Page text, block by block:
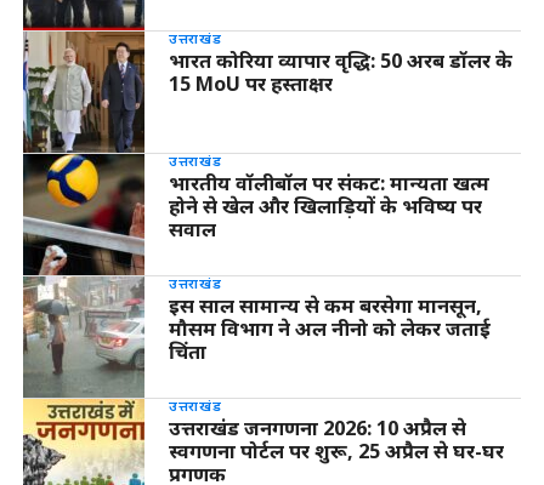
उत्तराखंड
भारत कोरिया व्यापार वृद्धि: 50 अरब डॉलर के
15 MoU पर हस्ताक्षर
उत्तराखंड
भारतीय वॉलीबॉल पर संकट: मान्यता खत्म
होने से खेल और खिलाड़ियों के भविष्य पर
सवाल
उत्तराखंड
इस साल सामान्य से कम बरसेगा मानसून,
मौसम विभाग ने अल नीनो को लेकर जताई
चिंता
उत्तराखंड
उत्तराखंड जनगणना 2026: 10 अप्रैल से
स्वगणना पोर्टल पर शुरू, 25 अप्रैल से घर-घर
प्रगणक